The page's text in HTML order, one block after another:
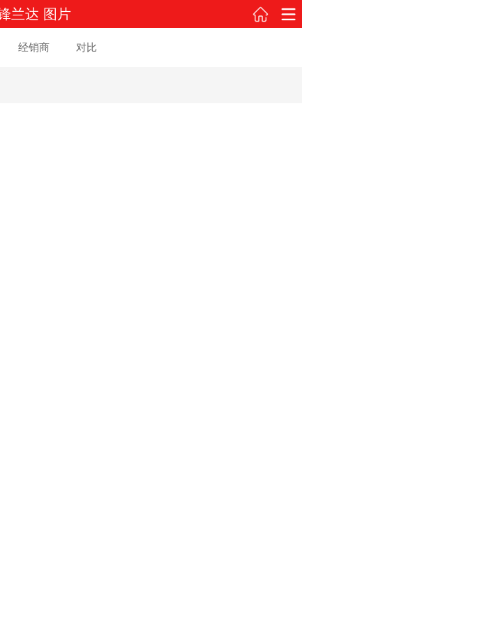
兰达 图片
经销商 对比